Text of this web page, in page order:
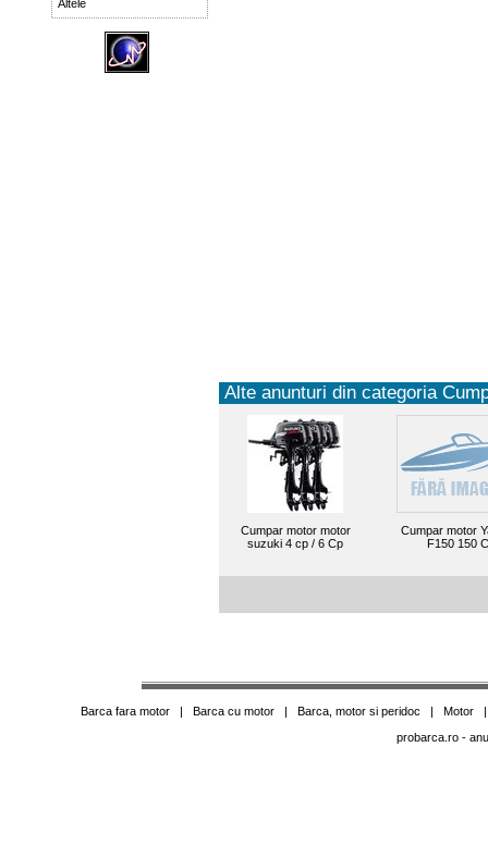
Altele
Alte anunturi din categoria
Cumpar motor motor
suzuki 4 cp / 6 Cp
Cumpar motor
F150 150
Barca fara motor| Barca cu motor| Barca, motor si peridoc | Motor
probarca.ro-